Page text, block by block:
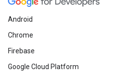
Android
Chrome
Firebase
Google Cloud Platform